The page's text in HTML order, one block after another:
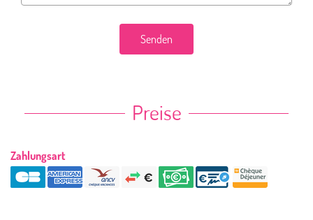
Senden
Preise
Zahlungsart